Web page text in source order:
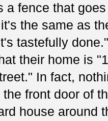
a fence that
the same as
tastefully
their home is
In fact,
front door of
house around